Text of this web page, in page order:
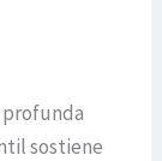
profunda
sostiene